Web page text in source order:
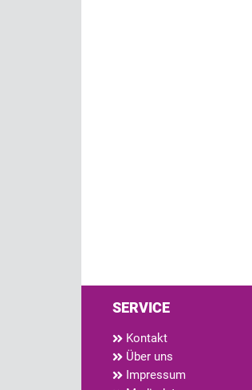
SERVICE
Kontakt
Über uns
Impressum